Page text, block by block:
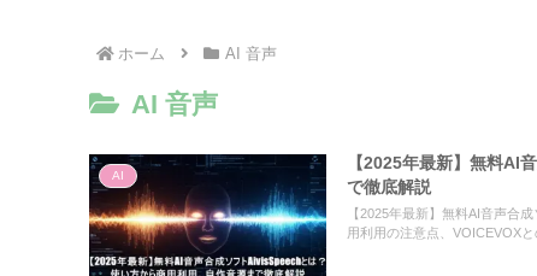
ホーム AI 音声
AI 音声
AI
【2025年最新】無料AI
で徹底解説
【2025年最新】無料AI音声合
用利用の注意点、VOICEVOX